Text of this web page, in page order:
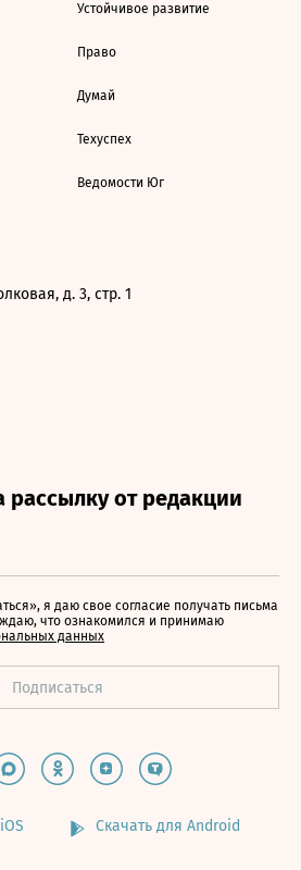
Устойчивое развитие
Право
Думай
Техуспех
Ведомости Юг
д. 3, стр. 1
я даю свое согласие получать письма
что ознакомился и принимаю
данных
Скачать для Android